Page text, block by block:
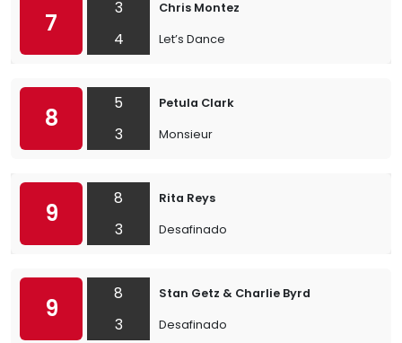
7
3
4
Chris Montez
Let’s Dance
8
5
3
Petula Clark
Monsieur
9
8
3
Rita Reys
Desafinado
9
8
3
Stan Getz & Charlie Byrd
Desafinado